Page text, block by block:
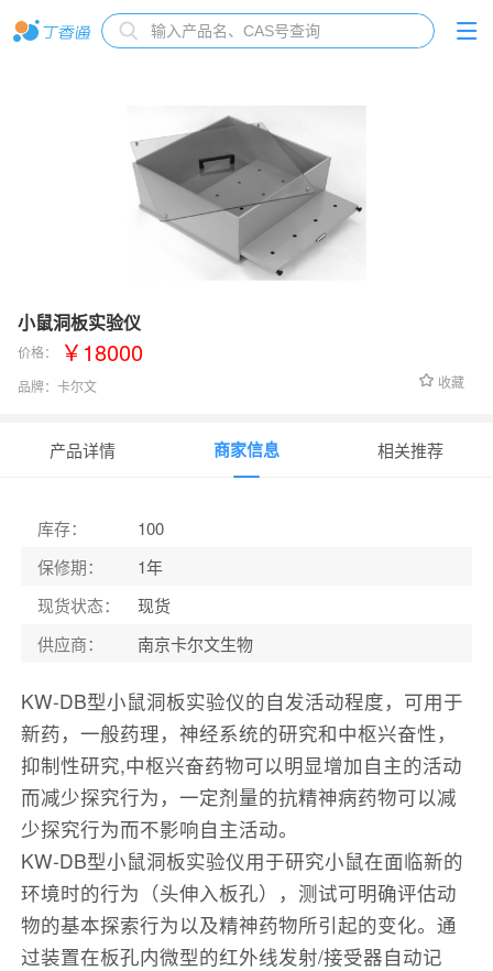
小鼠洞板实验仪
价格： ￥18000
品牌： 卡尔文 收藏
产品详情 商家信息 相关推荐
库存：
100
保修期：
1年
现货状态：
现货
供应商： 南京卡尔文生物
KW-DB型小鼠洞板实验仪的自发活动程度，可用于
新药，一般药理，神经系统的研究和中枢兴奋性，
抑制性研究,中枢兴奋药物可以明显增加自主的活动
而减少探究行为，一定剂量的抗精神病药物可以减
少探究行为而不影响自主活动。
KW-DB型小鼠洞板实验仪用于研究小鼠在面临新的
环境时的行为（头伸入板孔），测试可明确评估动
物的基本探索行为以及精神药物所引起的变化。通
过装置在板孔内微型的红外线发射/接受器自动记